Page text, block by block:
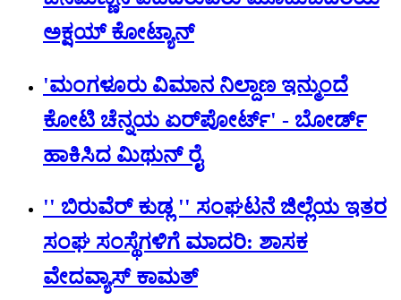
ಅಕ್ಷಯ್ ಕೋಟ್ಯಾನ್
'ಮಂಗಳೂರು ವಿಮಾನ ನಿಲ್ದಾಣ ಇನ್ಮುಂದೆ
ಕೋಟಿ ಚೆನ್ನಯ ಏರ್‌‌ಪೋರ್ಟ್' - ಬೋರ್ಡ್
ಹಾಕಿಸಿದ ಮಿಥುನ್‌ ರೈ
'' ಬಿರುವೆರ್ ಕುಡ್ಲ '' ಸಂಘಟನೆ ಜಿಲ್ಲೆಯ ಇತರ
ಸಂಘ ಸಂಸ್ಥೆಗಳಿಗೆ ಮಾದರಿ: ಶಾಸಕ
ವೇದವ್ಯಾಸ್ ಕಾಮತ್